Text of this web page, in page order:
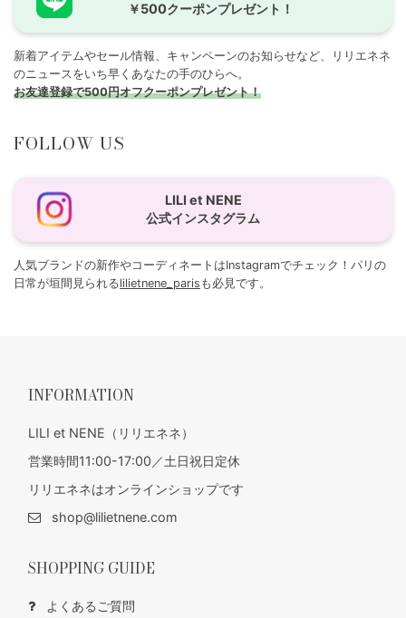
￥500クーポンプレゼント！
新着アイテムやセール情報、キャンペーンのお知らせなど、リリエネネ
のニュースをいち早くあなたの手のひらへ。
お友達登録で500円オフクーポンプレゼント！
FOLLOW US
LILI et NENE
公式インスタグラム
人気ブランドの新作やコーディネートはInstagramでチェック！パリの
日常が垣間見られるlilietnene_paris も必見です。
INFORMATION
LILI et NENE（リリエネネ）
営業時間11:00-17:00／土日祝日定休
リリエネネはオンラインショップです
shop@lilietnene.com
SHOPPING GUIDE
よくあるご質問